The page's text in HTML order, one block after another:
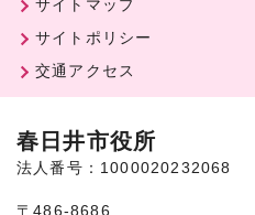
サイトマップ
サイトポリシー
交通アクセス
春日井市役所
法人番号：1000020232068
〒486-8686